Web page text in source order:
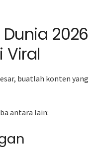
2026
Viral
buatlah konten yang
antara lain: